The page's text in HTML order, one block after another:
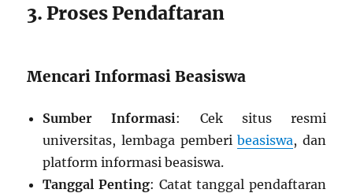
3. Proses Pendaftaran
Mencari Informasi Beasiswa
Sumber Informasi: Cek situs resmi
universitas, lembaga pemberibeasiswa, dan
platform informasi beasiswa.
Tanggal Penting: Catat tanggal pendaftaran